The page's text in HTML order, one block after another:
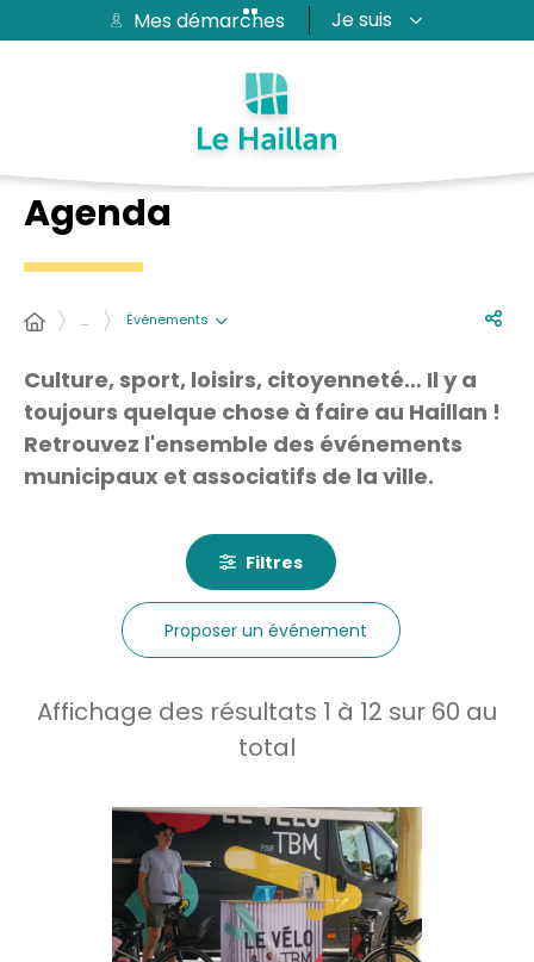
Aide et accessibilité
Passer au menu
Passer au contenuMes démarches Je suis
Agenda
… Événements
Culture, sport, loisirs, citoyenneté… Il y a
toujours quelque chose à faire au Haillan !
Retrouvez l'ensemble des événements
municipaux et associatifs de la ville.
Filtres
Proposer un événement
Affichage des résultats 1 à 12 sur 60 au
total